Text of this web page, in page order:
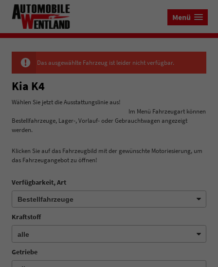
Menü
Das ausgewählte Fahrzeug ist leider nicht verfügbar.
Kia K4
Wählen Sie jetzt die Ausstattungslinie aus!
Im Menü Fahrzeugart können
Bestellfahrzeuge, Lager-, Vorlauf- oder Gebrauchtwagen angezeigt
werden.
Klicken Sie auf das Fahrzeugbild mit der gewünschte Motoriesierung, um
das Fahrzeugangebot zu öffnen!
Verfügbarkeit, Art
Kraftstoff
Getriebe